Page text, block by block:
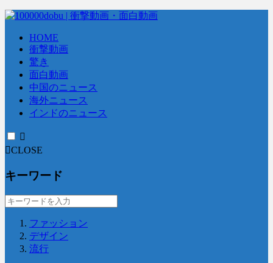
HOME
衝撃動画
驚き
面白動画
中国のニュース
海外ニュース
インドのニュース
CLOSE
キーワード
ファッション
デザイン
流行